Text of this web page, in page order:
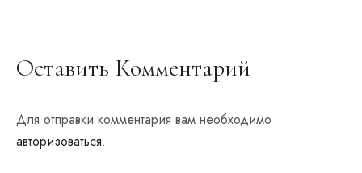
Оставить Комментарий
Для отправки комментария вам необходимо
авторизоваться.